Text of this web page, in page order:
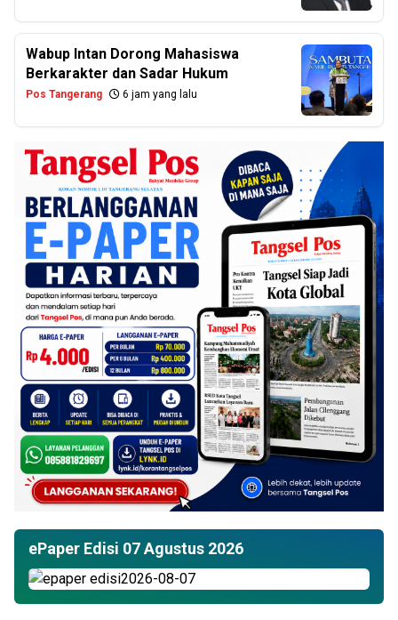
Wabup Intan Dorong Mahasiswa
Berkarakter dan Sadar Hukum
Pos Tangerang 6 jam yang lalu
ePaper Edisi 07 Agustus 2026